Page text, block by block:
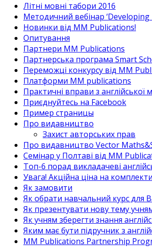
Літні мовні табори 2016
Методичний вебінар ‘Developing
Новинки від MM Publications!
Опитування
Партнери MM Publications
Партнерська програма Smart
Переможці конкурсу від MM
Платформи MM publications
Практичні вправи з англійської
Приєднуйтесь на Facebook
Пример страницы
Про видавництво
Захист авторських прав
Про видавництво Vector
Семінар у Полтаві від MM
Топ-6 порад викладачеві
Увага! Акційна ціна на
Як замовити
Як обрати навчальний курс для
Як презентувати нову тему
Як учням зберегти знання
Яким має бути підручник з
MM Publications Partnership